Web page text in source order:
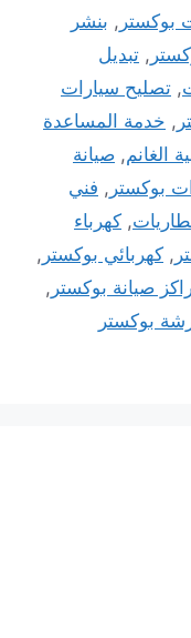
بوكستر , بنشر
, تبديل
, تصليح سيارات
, خدمة المساعدة
الغانم, صيانة
بوكستر , فني
, كهرباء
, كهربائي بوكستر ,
صيانة بوكستر ,
بوكستر